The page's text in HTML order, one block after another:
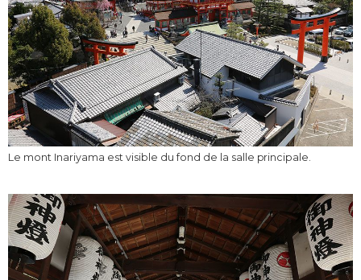
Le mont Inariyama est visible du fond de la salle principale.